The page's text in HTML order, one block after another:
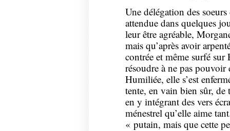
Une délégation des
attendue dans quelques
leur être agréable,
mais qu’après avoir
contrée et même surfé sur
résoudre à ne pas pouvoir
Humiliée, elle s’est
tente, en vain bien sûr,
en y intégrant des vers
ménestrel qu’elle aime
« putain, mais que cette